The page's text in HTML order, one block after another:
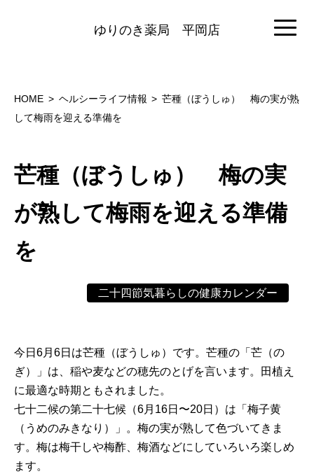
ゆりのき薬局 平岡店
HOME ヘルシーライフ情報
芒種（ぼうしゅ） 梅の実が熟
して梅雨を迎える準備を
芒種（ぼうしゅ） 梅の実
が熟して梅雨を迎える準備
を
二十四節気暮らしの健康カレンダー
今日6月6日は芒種（ぼうしゅ）です。芒種の「芒（の
ぎ）」は、稲や麦などの穂先のとげを言います。田植え
に最適な時期ともされました。
七十二候の第二十七候（6月16日〜20日）は「梅子黄
（うめのみきなり）」。梅の実が熟して色づいてきま
す。梅は梅干しや梅酢、梅酒などにしていろいろ楽しめ
ます。